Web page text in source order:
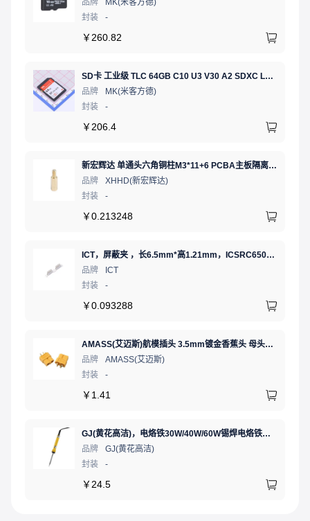
封装
-
￥ 260.82
SD卡 工业级 TLC 64GB C10 U3 V30 A2 SDXC LDPC纠错 PE 3K 无人机、行车记录仪、安防监控适配
品牌
MK(米客方德)
封装
-
￥ 206.4
新宏辉达 单通头六角铜柱M3*11+6 PCBA主板隔离螺柱
品牌
XHHD(新宏辉达)
封装
-
￥0.213248
ICT，屏蔽夹 ，长6.5mm*高1.21mm，ICSRC6508SFR
品牌
ICT
封装
-
￥0.093288
AMASS(艾迈斯)航模插头 3.5mm镀金香蕉头 母头XT60-F.G.Y
品牌
AMASS(艾迈斯)
封装
-
￥ 1.41
GJ(黄花高洁)，电烙铁30W/40W/60W锡焊电烙铁焊接工具电焊笔手机电子维修（内热35W），NO.435(35W)
品牌
GJ(黄花高洁)
封装
-
￥ 24.5